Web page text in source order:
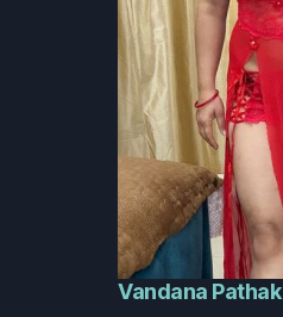
Vandana Pathak